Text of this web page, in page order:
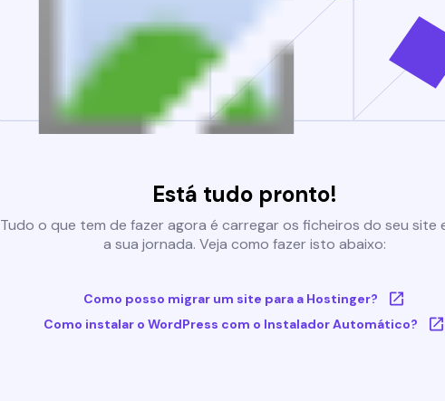
Está tudo pronto!
Tudo o que tem de fazer agora é carregar os ficheiros do seu site
a sua jornada. Veja como fazer isto abaixo:
Como posso migrar um site para a Hostinger?
Como instalar o WordPress com o Instalador Automático?